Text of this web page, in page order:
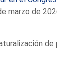
marzo de
de